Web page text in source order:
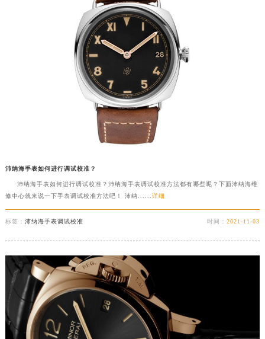
沛纳海手表如何进行调试校准？
沛纳海手表如何进行调试校准？沛纳海手表调试校准方法都有哪些呢？下面沛纳海维
修中心就来说一下手表调试校准方法吧！ 沛纳......详细
标签： 沛纳海手表调试校准 时间：2021-11-03